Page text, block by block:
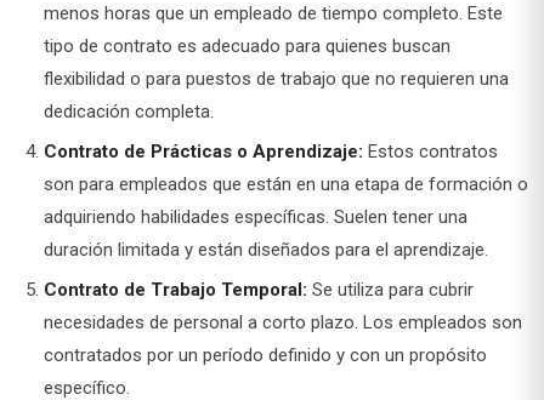
menos horas que un empleado de tiempo completo. Este
tipo de contrato es adecuado para quienes buscan
flexibilidad o para puestos de trabajo que no requieren una
dedicación completa.
Contrato de Prácticas o Aprendizaje: Estos contratos
son para empleados que están en una etapa de formación o
adquiriendo habilidades específicas. Suelen tener una
duración limitada y están diseñados para el aprendizaje.
Contrato de Trabajo Temporal: Se utiliza para cubrir
necesidades de personal a corto plazo. Los empleados son
contratados por un período definido y con un propósito
específico.